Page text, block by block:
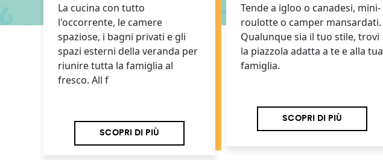
La cucina con tutto
l'occorrente, le camere
spaziose, i bagni privati e gli
spazi esterni della veranda per
riunire tutta la famiglia al
fresco. All f
SCOPRI DI PIÙ
Tende a igloo o canadesi, mini-
roulotte o camper mansardati.
Qualunque sia il tuo stile, trovi
la piazzola adatta a te e alla tua
famiglia.
SCOPRI DI PIÙ